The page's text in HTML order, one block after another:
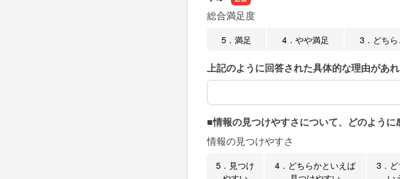
総合満足度
5．満足 4．やや満足 3．どち
上記のように回答された具体的な理由があ
上記のように回答された具体的な理由があれ
■情報の見つけやすさについて、どのように
情報の見つけやすさ
5．見つけ
4．どちらかといえば
3．